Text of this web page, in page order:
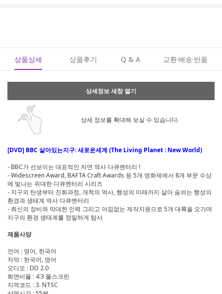
상품상세 상품후기 Q & A 교환·배송·반품
상세정보 새창 열기
상세 정보를 확대해 보실 수 있습니다.
[DVD] BBC 살아있는지구: 새로운세계 (The Living Planet : New World)
- BBC가 선보이는 대표적인 자연 역사 다큐멘터리 !
- Widescreen Award, BAFTA Craft Awards 등 5개 영화제에서 8개 부문 수상
에 빛나는 위대한 다큐멘터리 시리즈
- 지구의 탄생부터 진화과정, 개척의 역사, 행성의 미래까지 살아 숨쉬는 행성의
환경과 생태계 역사 다큐멘터리
- 최신의 장비와 막대한 인력 그리고 아낌없는 제작지원으로 5개 대륙을 오가며
지구의 환경 생태계를 정밀하게 탐사
제품사양
언어 : 영어, 한국어
자막 : 한국어, 영어
오디오 : DD 2.0
화면비율 : 4:3 풀스크린
지역코드 : 3. NTSC